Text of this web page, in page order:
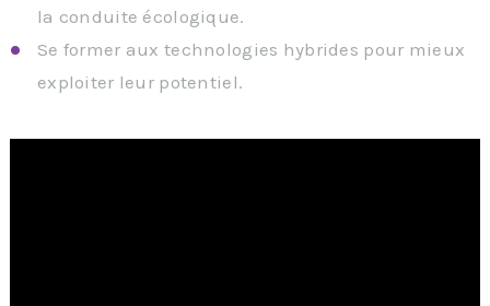
la conduite écologique.
Se former aux technologies hybrides pour mieux
exploiter leur potentiel.